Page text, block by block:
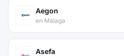
Aegon
en Málaga
Asefa